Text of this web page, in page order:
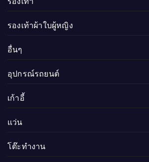
รองเท้าผ้าใบผู้หญิง
อื่นๆ
อุปกรณ์รถยนต์
เก้าอี้
แว่น
โต๊ะทำงาน